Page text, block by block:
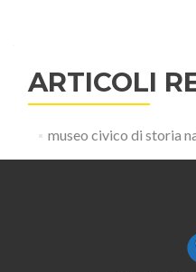
ARTICOLI
museo civico di storia